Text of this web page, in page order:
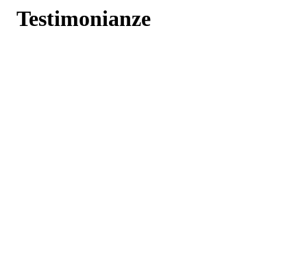
Testimonianze